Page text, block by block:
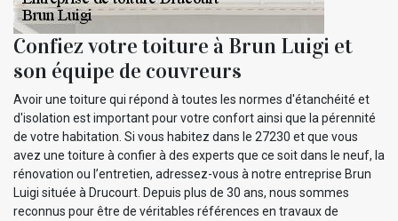
Confiez votre toiture à Brun Luigi et
son équipe de couvreurs
Avoir une toiture qui répond à toutes les normes d'étanchéité et
d'isolation est important pour votre confort ainsi que la pérennité
de votre habitation. Si vous habitez dans le 27230 et que vous
avez une toiture à confier à des experts que ce soit dans le neuf, la
rénovation ou l’entretien, adressez-vous à notre entreprise Brun
Luigi située à Drucourt. Depuis plus de 30 ans, nous sommes
reconnus pour être de véritables références en travaux de